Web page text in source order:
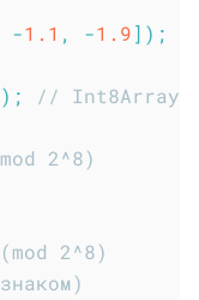
-1.1 , -1.9] ) ;
) ;
//
2^8)
2^8)